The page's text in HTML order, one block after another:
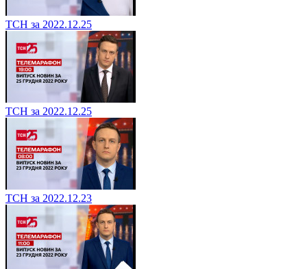
ТСН за 2022.12.25
ТСН за 2022.12.25
ТСН за 2022.12.23